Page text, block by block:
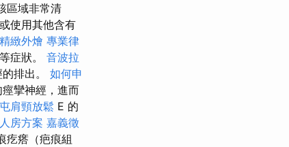
區域非常清
使用其他含有
緻外燴 專業律
症狀。 音波拉
排出。 如何申
攣神經，進而
肩頸放鬆 E 的
房方案 嘉義徵
疙瘩（疤痕組